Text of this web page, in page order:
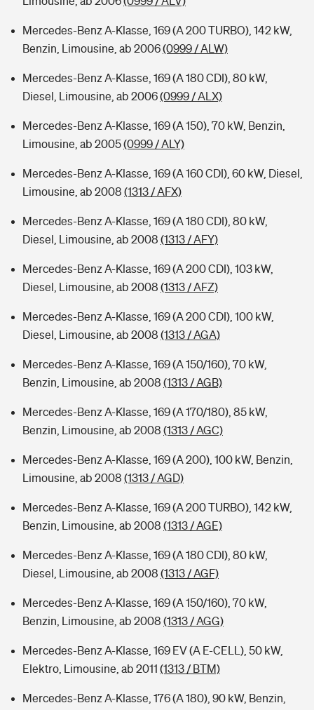
Mercedes-Benz A-Klasse, 169 (A 200 TURBO), 142 kW,
Benzin, Limousine, ab 2006(0999 / ALW)
Mercedes-Benz A-Klasse, 169 (A 180 CDI), 80 kW,
Diesel, Limousine, ab 2006(0999 / ALX)
Mercedes-Benz A-Klasse, 169 (A 150), 70 kW, Benzin,
Limousine, ab 2005(0999 / ALY)
Mercedes-Benz A-Klasse, 169 (A 160 CDI), 60 kW, Diesel,
Limousine, ab 2008 (1313 / AFX)
Mercedes-Benz A-Klasse, 169 (A 180 CDI), 80 kW,
Diesel, Limousine, ab 2008 (1313 / AFY)
Mercedes-Benz A-Klasse, 169 (A 200 CDI), 103 kW,
Diesel, Limousine, ab 2008 (1313 / AFZ)
Mercedes-Benz A-Klasse, 169 (A 200 CDI), 100 kW,
Diesel, Limousine, ab 2008 (1313 / AGA)
Mercedes-Benz A-Klasse, 169 (A 150/160), 70 kW,
Benzin, Limousine, ab 2008 (1313 / AGB)
Mercedes-Benz A-Klasse, 169 (A 170/180), 85 kW,
Benzin, Limousine, ab 2008 (1313 / AGC)
Mercedes-Benz A-Klasse, 169 (A 200), 100 kW, Benzin,
Limousine, ab 2008 (1313 / AGD)
Mercedes-Benz A-Klasse, 169 (A 200 TURBO), 142 kW,
Benzin, Limousine, ab 2008 (1313 / AGE)
Mercedes-Benz A-Klasse, 169 (A 180 CDI), 80 kW,
Diesel, Limousine, ab 2008 (1313 / AGF)
Mercedes-Benz A-Klasse, 169 (A 150/160), 70 kW,
Benzin, Limousine, ab 2008 (1313 / AGG)
Mercedes-Benz A-Klasse, 169 EV (A E-CELL), 50 kW,
Elektro, Limousine, ab 2011 (1313 / BTM)
Mercedes-Benz A-Klasse, 176 (A 180), 90 kW, Benzin,